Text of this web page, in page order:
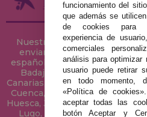
Nuestra tienda de puzzles
enviamos tus puzzles a
español: Álava, Albacete,
Badajoz, Baleares,
Canarias, Cantabria, Castellón,
Cuenca, Gerona, Granada,
Huesca, Jaén, La Coruña, La
Lugo, Madrid, Málaga,
funcionamiento del
que además se
de cookies para
experiencia de
comerciales
análisis para optimizar
usuario puede retirar
en todo momento,
«Política de
aceptar todas las
botón Aceptar y